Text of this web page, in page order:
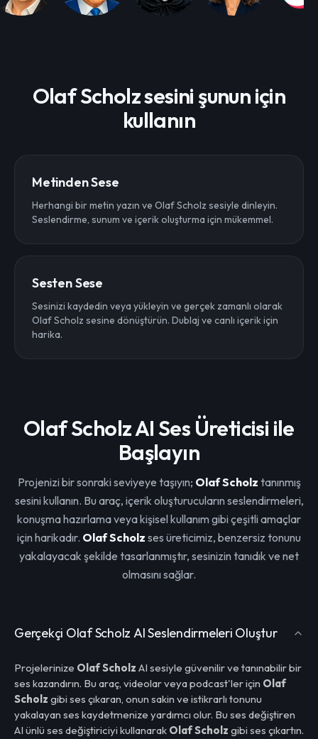
Olaf Scholz sesini şunun için
kullanın
Metinden Sese
Herhangi bir metin yazın ve Olaf Scholz sesiyle dinleyin.
Seslendirme, sunum ve içerik oluşturma için mükemmel.
Sesten Sese
Sesinizi kaydedin veya yükleyin ve gerçek zamanlı olarak
Olaf Scholz sesine dönüştürün. Dublaj ve canlı içerik için
harika.
Olaf Scholz AI Ses Üreticisi ile
Başlayın
Projenizi bir sonraki seviyeye taşıyın; Olaf Scholz tanınmış
sesini kullanın. Bu araç, içerik oluşturucuların seslendirmeleri,
konuşma hazırlama veya kişisel kullanım gibi çeşitli amaçlar
için harikadır. Olaf Scholz ses üreticimiz, benzersiz tonunu
yakalayacak şekilde tasarlanmıştır, sesinizin tanıdık ve net
olmasını sağlar.
Gerçekçi Olaf Scholz AI Seslendirmeleri Oluştur
Projelerinize Olaf Scholz AI sesiyle güvenilir ve tanınabilir bir
ses kazandırın. Bu araç, videolar veya podcast'ler için Olaf
Scholz gibi ses çıkaran, onun sakin ve istikrarlı tonunu
yakalayan ses kaydetmenize yardımcı olur. Bu ses değiştiren
AI ünlü ses değiştiriciyi kullanarak Olaf Scholz gibi ses çıkartın.